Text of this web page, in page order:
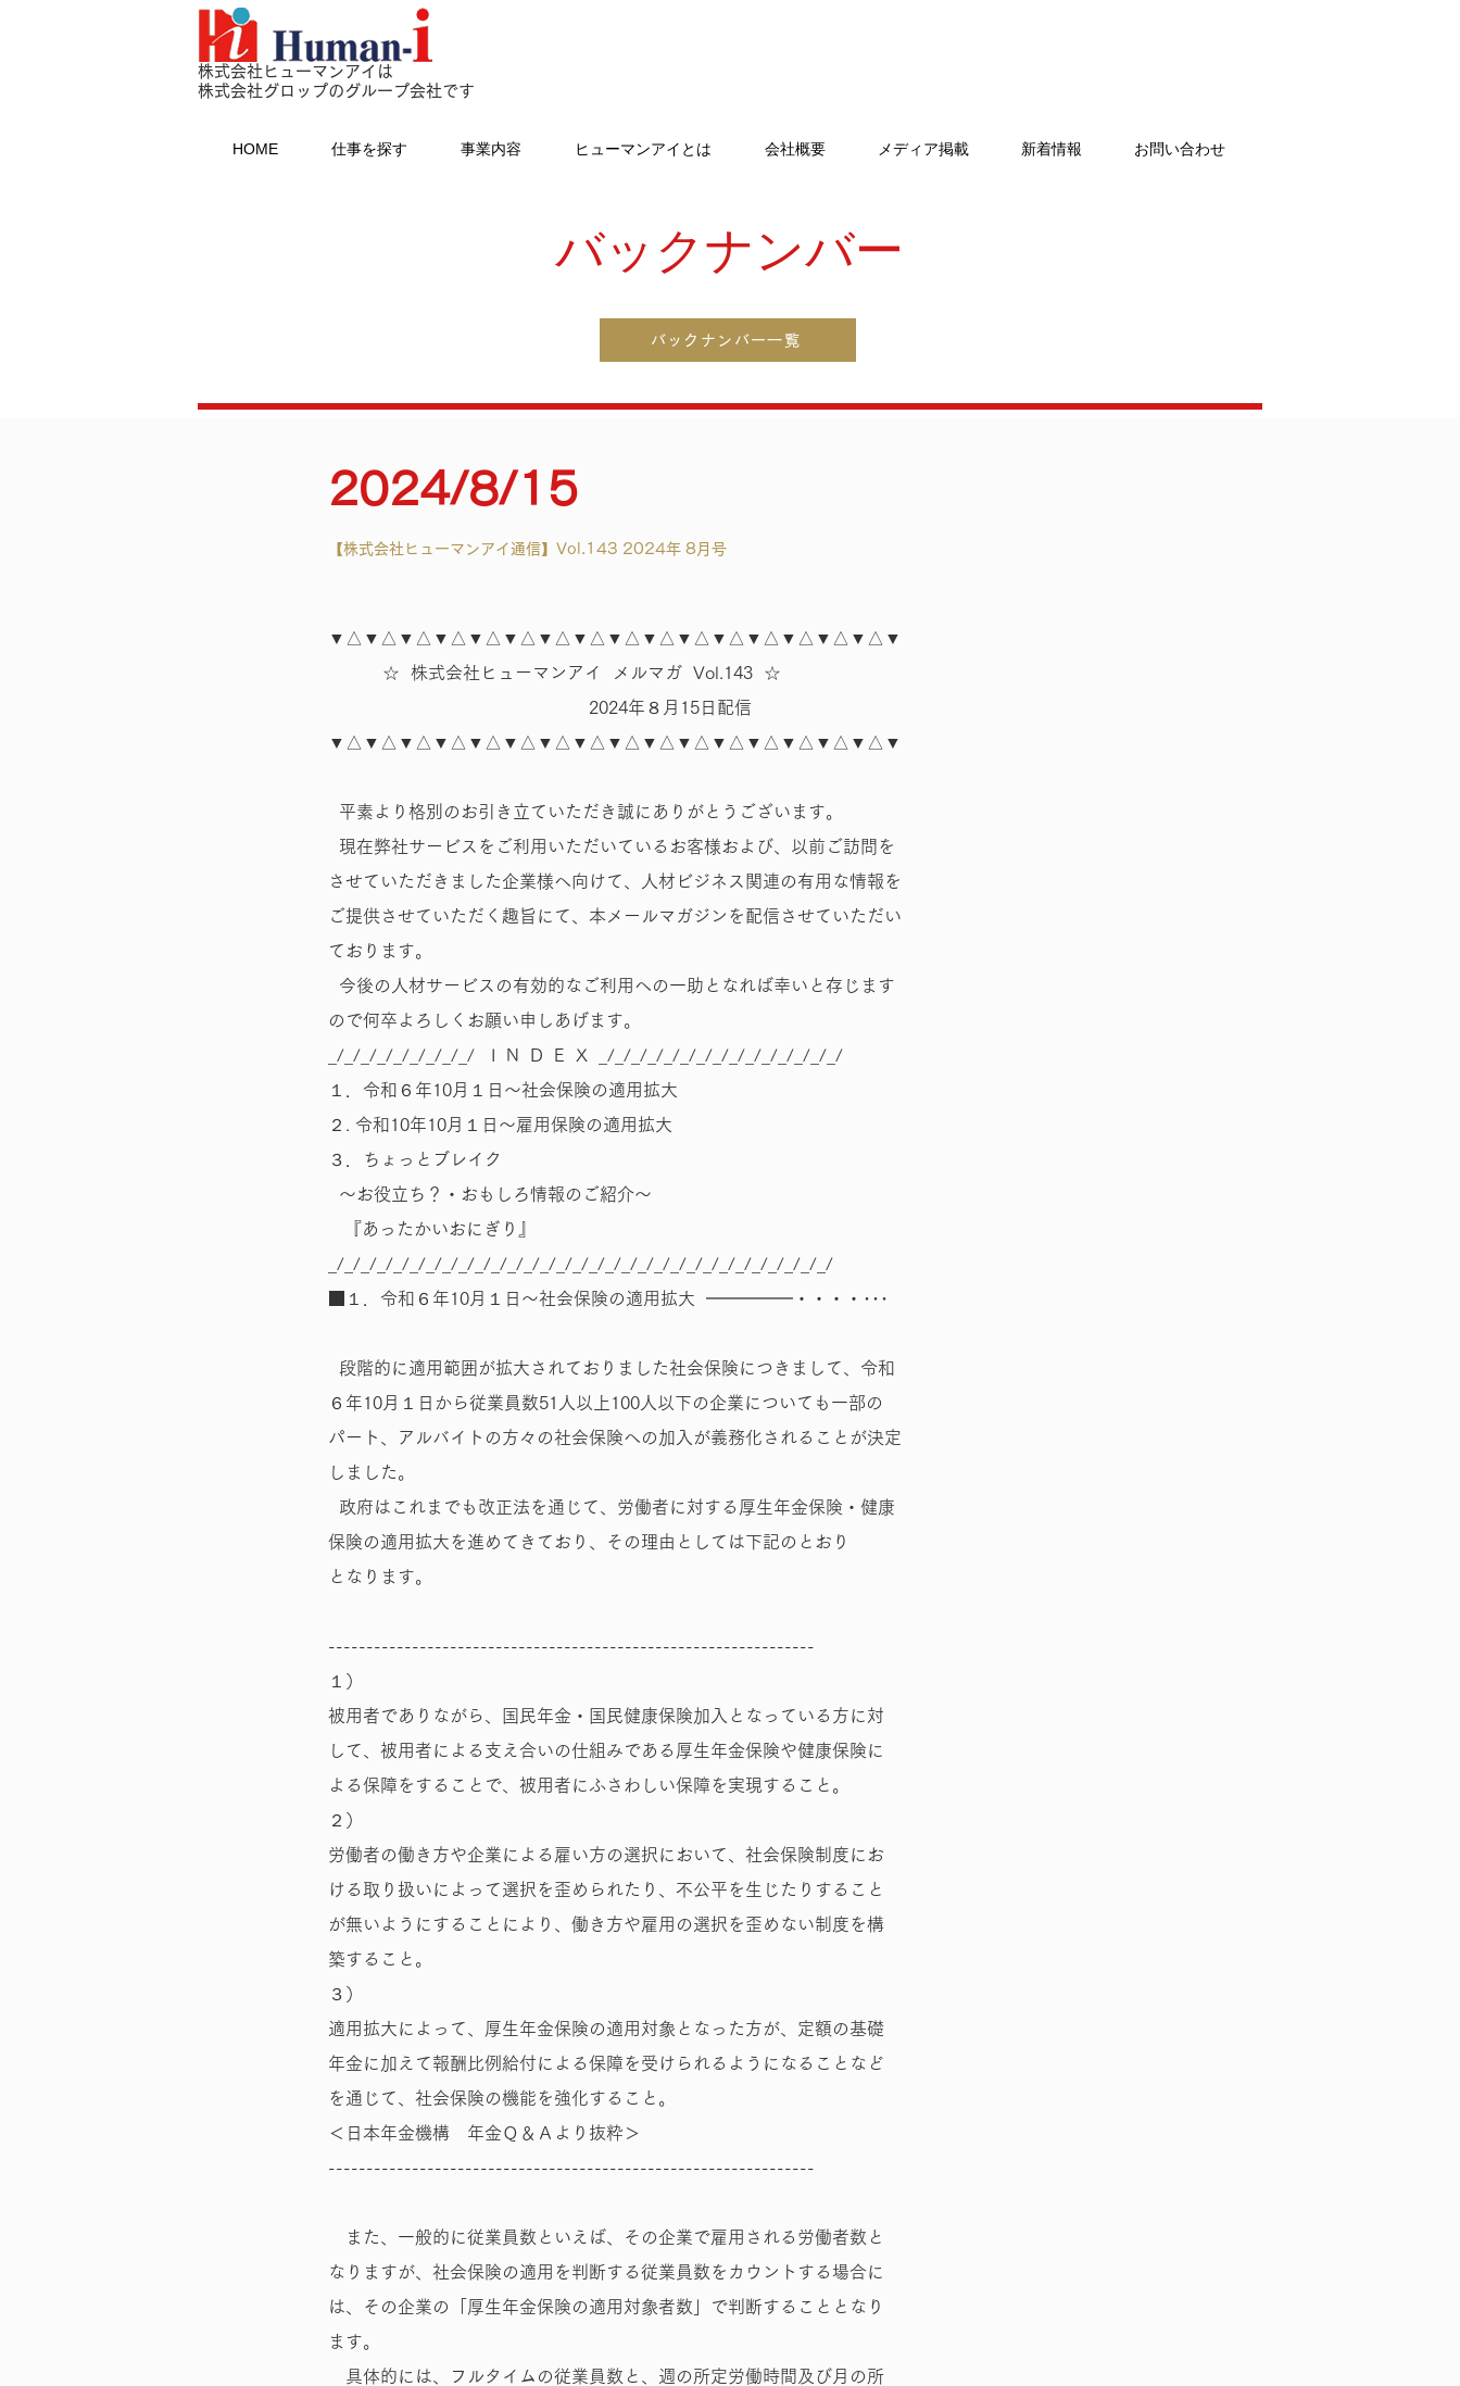
株式会社ヒューマンアイは
株式会社グロップのグループ会社です
HOME 仕事を探す 事業内容 ヒューマンアイとは 会社概要 メディア掲載 新着情報 お問い合わせ
バックナンバー
バックナンバー一覧
2024/8/15
【株式会社ヒューマンアイ通信】Vol.143 2024年 8月号
▼△▼△▼△▼△▼△▼△▼△▼△▼△▼△▼△▼△▼△▼△▼△▼△▼
☆ 株式会社ヒューマンアイ メルマガ Vol.143 ☆
2024年８月15日配信
▼△▼△▼△▼△▼△▼△▼△▼△▼△▼△▼△▼△▼△▼△▼△▼△▼
平素より格別のお引き立ていただき誠にありがとうございます。
現在弊社サービスをご利用いただいているお客様および、以前ご訪問を
させていただきました企業様へ向けて、人材ビジネス関連の有用な情報を
ご提供させていただく趣旨にて、本メールマガジンを配信させていただい
ております。
今後の人材サービスの有効的なご利用への一助となれば幸いと存じます
ので何卒よろしくお願い申しあげます。
_/_/_/_/_/_/_/_/_/ I N D E X _/_/_/_/_/_/_/_/_/_/_/_/_/_/_/
１．令和６年10月１日～社会保険の適用拡大
２. 令和10年10月１日～雇用保険の適用拡大
３．ちょっとブレイク
～お役立ち？・おもしろ情報のご紹介～
『あったかいおにぎり』
_/_/_/_/_/_/_/_/_/_/_/_/_/_/_/_/_/_/_/_/_/_/_/_/_/_/_/_/_/_/_/
■１．令和６年10月１日～社会保険の適用拡大 ━━━━━・・・・･･･
段階的に適用範囲が拡大されておりました社会保険につきまして、令和
６年10月１日から従業員数51人以上100人以下の企業についても一部の
パート、アルバイトの方々の社会保険への加入が義務化されることが決定
しました。
政府はこれまでも改正法を通じて、労働者に対する厚生年金保険・健康
保険の適用拡大を進めてきており、その理由としては下記のとおり
となります。
----------------------------------------------------------------
１）
被用者でありながら、国民年金・国民健康保険加入となっている方に対
して、被用者による支え合いの仕組みである厚生年金保険や健康保険に
よる保障をすることで、被用者にふさわしい保障を実現すること。
２）
労働者の働き方や企業による雇い方の選択において、社会保険制度にお
ける取り扱いによって選択を歪められたり、不公平を生じたりすること
が無いようにすることにより、働き方や雇用の選択を歪めない制度を構
築すること。
３）
適用拡大によって、厚生年金保険の適用対象となった方が、定額の基礎
年金に加えて報酬比例給付による保障を受けられるようになることなど
を通じて、社会保険の機能を強化すること。
＜日本年金機構 年金Ｑ＆Ａより抜粋＞
----------------------------------------------------------------
また、一般的に従業員数といえば、その企業で雇用される労働者数と
なりますが、社会保険の適用を判断する従業員数をカウントする場合に
は、その企業の「厚生年金保険の適用対象者数」で判断することとなり
ます。
具体的には、フルタイムの従業員数と、週の所定労働時間及び月の所